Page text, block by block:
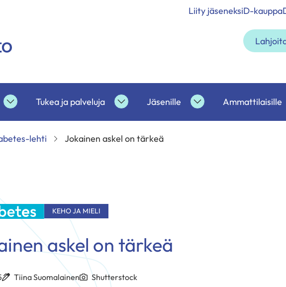
Liity jäseneksiD-kauppa
Diabetestietoa
alasivut
Tukea ja palveluja
Tukea
ja
alasivut
Jäsenille
Jäsenille
alasivut
Ammattilaisille
lehti Jokainen askel on tärkeä
KEHO JA MIELI
askel on tärkeä
Tiina Suomalainen Shutterstock